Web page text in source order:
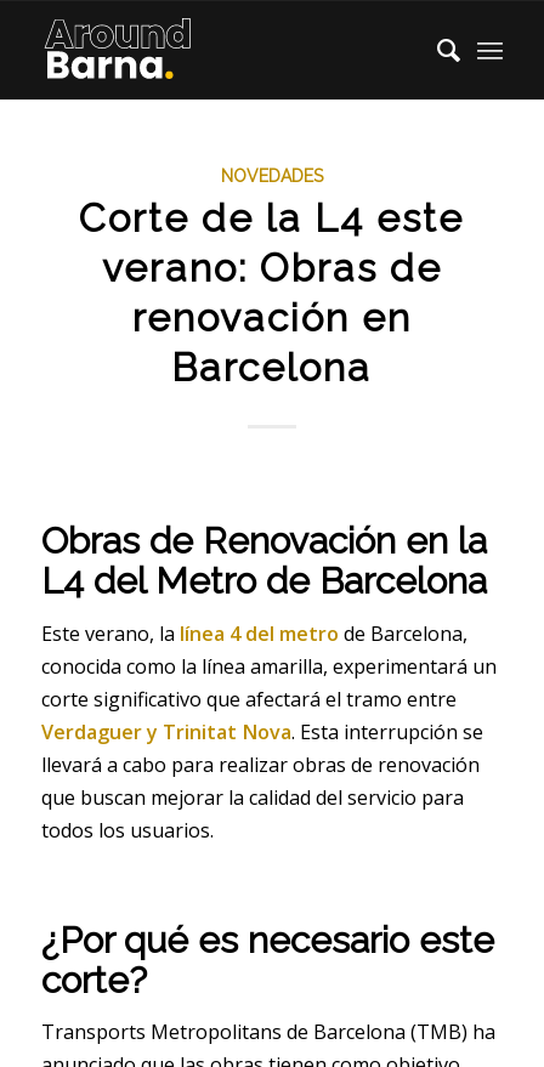
NOVEDADES
Corte de la L4 este
verano: Obras de
renovación en
Barcelona
Obras de Renovación en la
L4 del Metro de Barcelona
Este verano, la línea 4 del metro de Barcelona,
conocida como la línea amarilla, experimentará un
corte significativo que afectará el tramo entre
Verdaguer y Trinitat Nova. Esta interrupción se
llevará a cabo para realizar obras de renovación
que buscan mejorar la calidad del servicio para
todos los usuarios.
¿Por qué es necesario este
corte?
Transports Metropolitans de Barcelona (TMB) ha